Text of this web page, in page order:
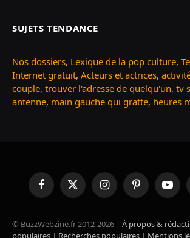
SUJETS TENDANCE
Nos dossiers, Lexique de la pop culture,
Internet gratuit, Acteurs et actrices,
couple, trouver l'adresse de quelqu'un, tv
antenne, main gauche qui gratte, heures
FacebookX
(Twitter)
InstagramPinterest
© BuzzWebzine.fr 2012-2026 | À propos &
populaires | Recherches populaires | Mentions